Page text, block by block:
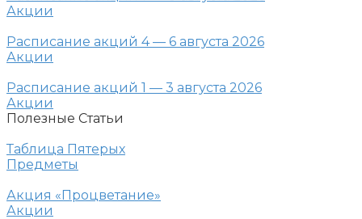
Акции
Расписание акций 4 — 6 августа 2026
Акции
Расписание акций 1 — 3 августа 2026
Акции
Полезные Статьи
Таблица Пятерых
Предметы
Акция «Процветание»
Акции